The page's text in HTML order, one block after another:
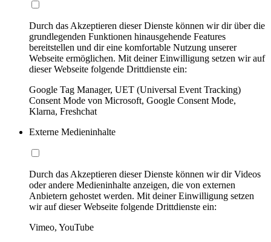
Durch das Akzeptieren dieser Dienste können wir dir über die
grundlegenden Funktionen hinausgehende Features
bereitstellen und dir eine komfortable Nutzung unserer
Webseite ermöglichen. Mit deiner Einwilligung setzen wir auf
dieser Webseite folgende Drittdienste ein:
Google Tag Manager, UET (Universal Event Tracking)
Consent Mode von Microsoft, Google Consent Mode,
Klarna, Freshchat
Externe Medieninhalte
Durch das Akzeptieren dieser Dienste können wir dir Videos
oder andere Medieninhalte anzeigen, die von externen
Anbietern gehostet werden. Mit deiner Einwilligung setzen
wir auf dieser Webseite folgende Drittdienste ein:
Vimeo, YouTube